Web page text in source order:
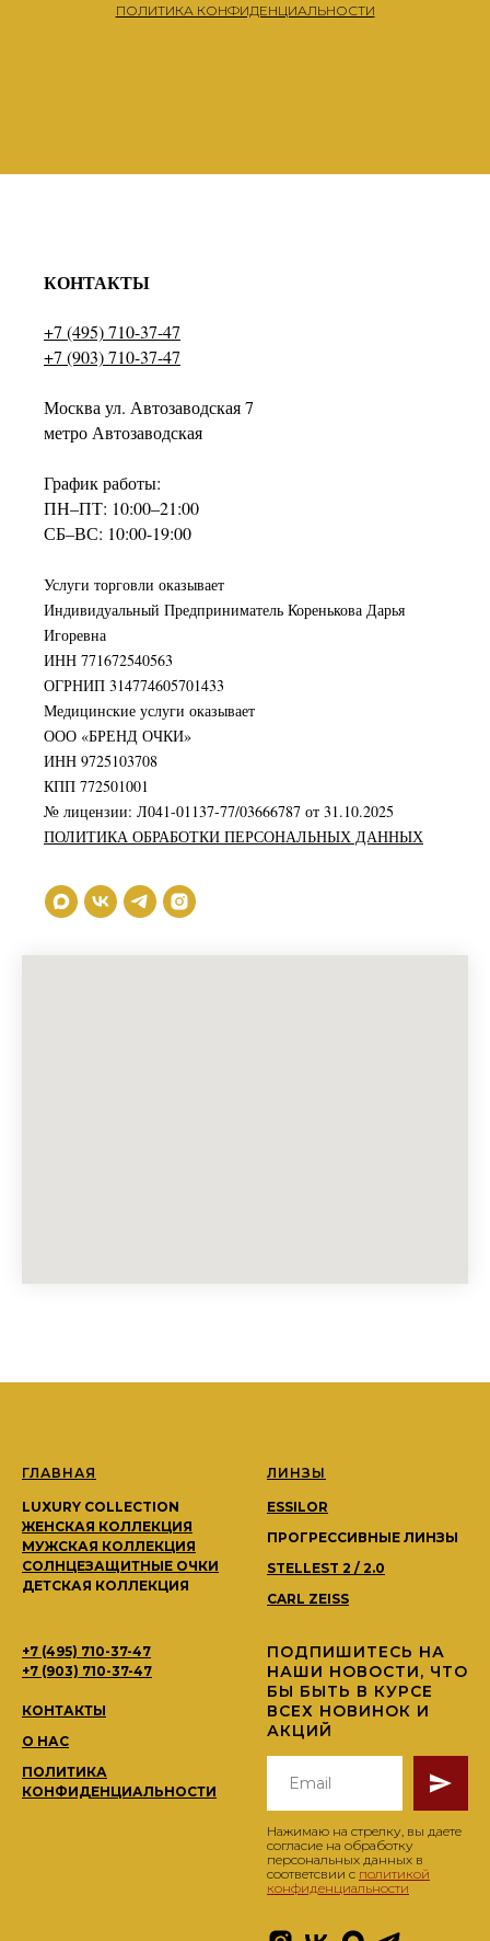
ПОЛИТИКА КОНФИДЕНЦИАЛЬНОСТИ
КОНТАКТЫ
+7 (495) 710-37-47
+7 (903) 710-37-47
Москва ул. Автозаводская 7
метро Автозаводская
График работы:
ПН–ПТ: 10:00–21:00
СБ–ВС: 10:00-19:00
Услуги торговли оказывает
Индивидуальный Предприниматель Коренькова Дарья
Игоревна
ИНН 771672540563
ОГРНИП 314774605701433
Медицинские услуги оказывает
ООО «БРЕНД ОЧКИ»
ИНН 9725103708
КПП 772501001
№ лицензии: Л041-01137-77/03666787 от 31.10.2025
ПОЛИТИКА ОБРАБОТКИ ПЕРСОНАЛЬНЫХ ДАННЫХ
ГЛАВНАЯ
LUXURY COLLECTION
ЖЕНСКАЯ КОЛЛЕКЦИЯ
МУЖСКАЯ КОЛЛЕКЦИЯ
СОЛНЦЕЗАЩИТНЫЕ ОЧКИ
ДЕТСКАЯ КОЛЛЕКЦИЯ
ЛИНЗЫ
ESSILOR
ПРОГРЕССИВНЫЕ ЛИНЗЫ
STELLEST 2 / 2.0
CARL ZEISS
+7 (495) 710-37-47
+7 (903) 710-37-47
КОНТАКТЫ
О НАС
ПОЛИТИКА
КОНФИДЕНЦИАЛЬНОСТИ
ПОДПИШИТЕСЬ НА
НАШИ НОВОСТИ, ЧТО
БЫ БЫТЬ В КУРСЕ
ВСЕХ НОВИНОК И
АКЦИЙ
Нажимаю на стрелку, вы даете
согласие на обработку
персональных данных в
соответсвии с политикой
конфиденциальности